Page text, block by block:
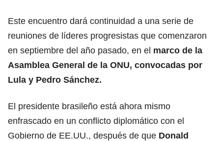
Este encuentro dará continuidad a una serie de
reuniones de líderes progresistas que comenzaron
en septiembre del año pasado, en el marco de la
Asamblea General de la ONU, convocadas por
Lula y Pedro Sánchez.
El presidente brasileño está ahora mismo
enfrascado en un conflicto diplomático con el
Gobierno de EE.UU., después de que Donald